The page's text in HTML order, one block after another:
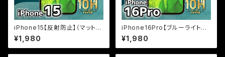
iPhone15【反射防止】（マット）
割れないセラミックフィルム『鎧』
全面フルカバー
¥1,980
iPhone16Pro【ブルーライトカ
ット】割れないセラミックフィルム
『鎧』全面フルカバー
¥1,980